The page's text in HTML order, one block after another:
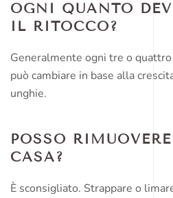
OGNI QUANTO
IL RITOCCO?
Generalmente ogni tre o
può cambiare in base alla
unghie.
POSSO
CASA?
È sconsigliato. Strappare o